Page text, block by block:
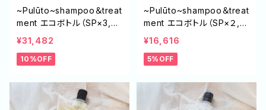
~Pulūto~shampoo＆treat
ment エコボトル（SP×3,T
R×3）
¥31,482
10%OFF
~Pulūto~shampoo＆treat
ment エコボトル（SP×２,T
R×１）
¥16,616
5%OFF